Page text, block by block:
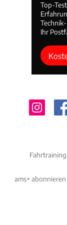
Top-
Ihr
ams+ abonnieren